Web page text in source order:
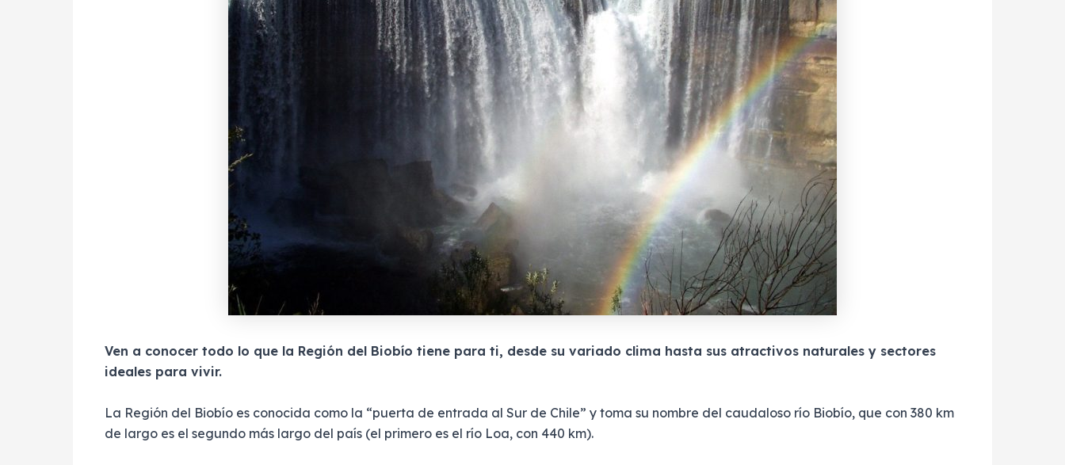
Ven a conocer todo lo que la Región del Biobío tiene para ti, desde su variado clima hasta sus atractivos naturales y sectores
ideales para vivir.
La Región del Biobío es conocida como la “puerta de entrada al Sur de Chile” y toma su nombre del caudaloso río Biobío, que con 380 km
de largo es el segundo más largo del país (el primero es el río Loa, con 440 km).